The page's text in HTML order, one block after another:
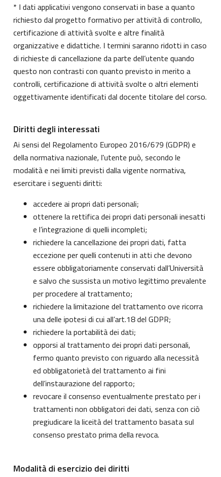
* I dati applicativi vengono conservati in base a quanto
richiesto dal progetto formativo per attività di controllo,
certificazione di attività svolte e altre finalità
organizzative e didattiche. I termini saranno ridotti in caso
di richieste di cancellazione da parte dell’utente quando
questo non contrasti con quanto previsto in merito a
controlli, certificazione di attività svolte o altri elementi
oggettivamente identificati dal docente titolare del corso.
Diritti degli interessati
Ai sensi del Regolamento Europeo 2016/679 (GDPR) e
della normativa nazionale, l'utente può, secondo le
modalità e nei limiti previsti dalla vigente normativa,
esercitare i seguenti diritti:
accedere ai propri dati personali;
ottenere la rettifica dei propri dati personali inesatti
e l’integrazione di quelli incompleti;
richiedere la cancellazione dei propri dati, fatta
eccezione per quelli contenuti in atti che devono
essere obbligatoriamente conservati dall’Università
e salvo che sussista un motivo legittimo prevalente
per procedere al trattamento;
richiedere la limitazione del trattamento ove ricorra
una delle ipotesi di cui all’art.18 del GDPR;
richiedere la portabilità dei dati;
opporsi al trattamento dei propri dati personali,
fermo quanto previsto con riguardo alla necessità
ed obbligatorietà del trattamento ai fini
dell’instaurazione del rapporto;
revocare il consenso eventualmente prestato per i
trattamenti non obbligatori dei dati, senza con ciò
pregiudicare la liceità del trattamento basata sul
consenso prestato prima della revoca.
Modalità di esercizio dei diritti